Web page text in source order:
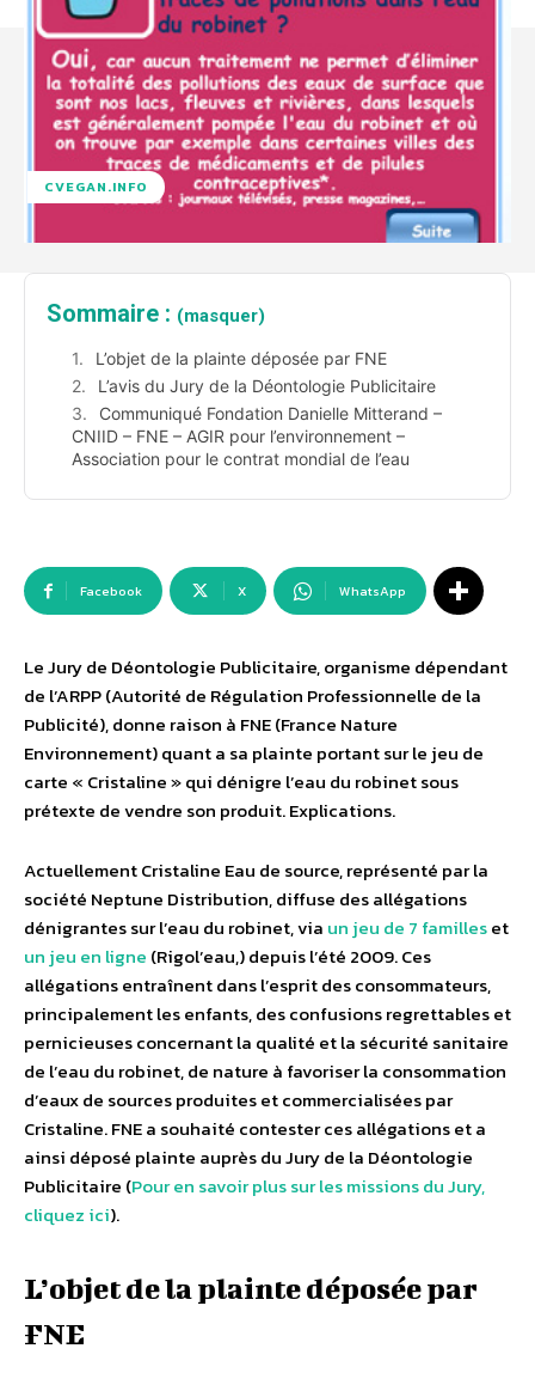
CVEGAN.INFO
Sommaire : (masquer)
L’objet de la plainte déposée par FNE
L’avis du Jury de la Déontologie Publicitaire
Communiqué Fondation Danielle Mitterand –
CNIID – FNE – AGIR pour l’environnement –
Association pour le contrat mondial de l’eau
Facebook X WhatsApp
Le Jury de Déontologie Publicitaire, organisme dépendant
de l’ARPP (Autorité de Régulation Professionnelle de la
Publicité), donne raison à FNE (France Nature
Environnement) quant a sa plainte portant sur le jeu de
carte « Cristaline » qui dénigre l’eau du robinet sous
prétexte de vendre son produit. Explications.
Actuellement Cristaline Eau de source, représenté par la
société Neptune Distribution, diffuse des allégations
dénigrantes sur l’eau du robinet, via un jeu de 7 familleset
un jeu en ligne (Rigol’eau,) depuis l’été 2009. Ces
allégations entraînent dans l’esprit des consommateurs,
principalement les enfants, des confusions regrettables et
pernicieuses concernant la qualité et la sécurité sanitaire
de l’eau du robinet, de nature à favoriser la consommation
d’eaux de sources produites et commercialisées par
Cristaline. FNE a souhaité contester ces allégations et a
ainsi déposé plainte auprès du Jury de la Déontologie
Publicitaire (Pour en savoir plus sur les missions du Jury,
cliquez ici).
L’objet de la plainte déposée par
FNE